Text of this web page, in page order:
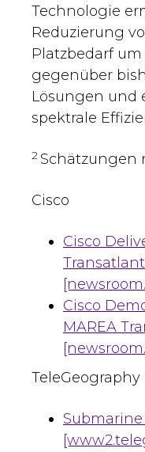
Technologie
Reduzierung
Platzbedarf
gegenüber
Lösungen und
spektrale
2 Schätzungen
Cisco
Cisco
Cisco
MAREA
TeleGeography
Submarine